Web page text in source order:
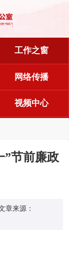
工作之窗
网络传播
视频中心
”节前廉政
章来源：